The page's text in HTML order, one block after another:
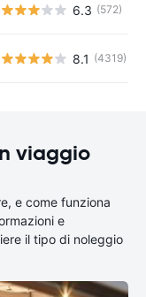
6.3 (572)
8.1 (4319)
viaggio
e come funziona
e
il tipo di noleggio